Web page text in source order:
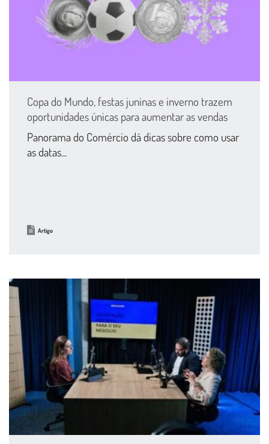
Copa do Mundo, festas juninas e inverno trazem
oportunidades únicas para aumentar as vendas
Panorama do Comércio dá dicas sobre como usar
as datas...
Artigo